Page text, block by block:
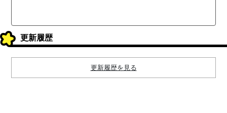
更新履歴
更新履歴を見る